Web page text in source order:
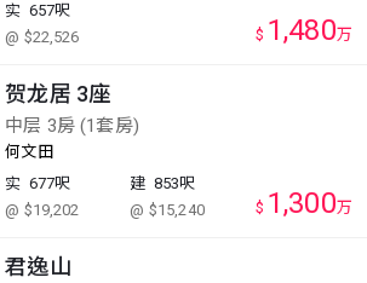
实 657呎
@ $22,526
$ 1,480万
贺龙居 3座
中层 3房 (1套房)
何文田
实 677呎
@ $19,202
建 853呎
@ $15,240
$ 1,300万
君逸山